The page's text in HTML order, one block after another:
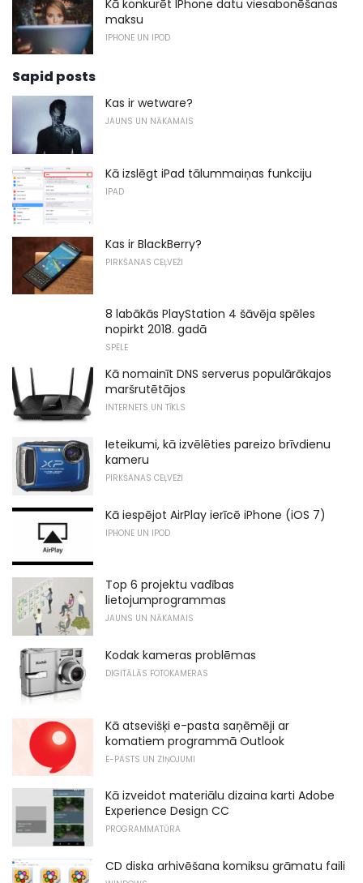
Kā konkurēt IPhone datu viesabonēšanas
maksu
IPHONE UN IPOD
Sapid posts
Kas ir wetware?
JAUNS UN NĀKAMAIS
Kā izslēgt iPad tālummaiņas funkciju
IPAD
Kas ir BlackBerry?
PIRKŠANAS CEĻVEŽI
8 labākās PlayStation 4 šāvēja spēles
nopirkt 2018. gadā
SPĒLE
Kā nomainīt DNS serverus populārākajos
maršrutētājos
INTERNETS UN TĪKLS
Ieteikumi, kā izvēlēties pareizo brīvdienu
kameru
PIRKŠANAS CEĻVEŽI
Kā iespējot AirPlay ierīcē iPhone (iOS 7)
IPHONE UN IPOD
Top 6 projektu vadības
lietojumprogrammas
JAUNS UN NĀKAMAIS
Kodak kameras problēmas
DIGITĀLĀS FOTOKAMERAS
Kā atsevišķi e-pasta saņēmēji ar
komatiem programmā Outlook
E-PASTS UN ZIŅOJUMI
Kā izveidot materiālu dizaina karti Adobe
Experience Design CC
PROGRAMMATŪRA
CD diska arhivēšana komiksu grāmatu faili